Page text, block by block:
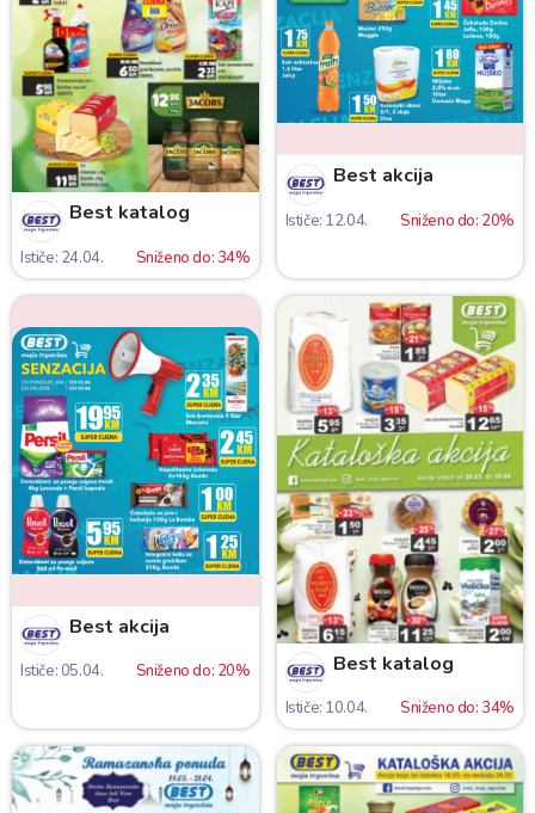
Best katalog
Ističe: 24.04. Sniženo do: 34%
Best akcija
Ističe: 12.04. Sniženo do: 20%
Best akcija
Ističe: 05.04. Sniženo do: 20% Best katalog
Ističe: 10.04. Sniženo do: 34%